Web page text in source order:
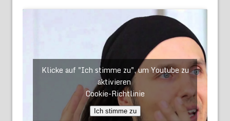
Klicke auf "Ich stimme zu", um Youtube zu
aktivieren
Cookie-Richtlinie
Ich stimme zu